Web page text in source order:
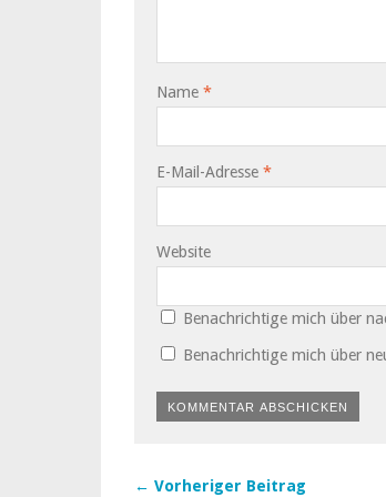
Name *
E-Mail-Adresse *
Website
Benachrichtige mich über
Benachrichtige mich über
← Vorheriger Beitrag